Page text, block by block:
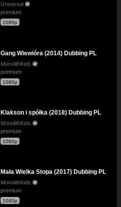
Universal
premium
1080p
Gang Wiewióra (2014) Dubbing PL
MonolithKids
premium
1080p
Klakson i spółka (2018) Dubbing PL
MonolithKids
premium
1080p
Mała Wielka Stopa (2017) Dubbing PL
MonolithKids
premium
1080p